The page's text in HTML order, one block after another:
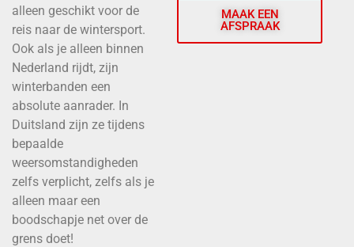
alleen geschikt voor de
reis naar de wintersport.
Ook als je alleen binnen
Nederland rijdt, zijn
winterbanden een
absolute aanrader. In
Duitsland zijn ze tijdens
bepaalde
weersomstandigheden
zelfs verplicht, zelfs als je
alleen maar een
boodschapje net over de
grens doet!
MAAK EEN
AFSPRAAK